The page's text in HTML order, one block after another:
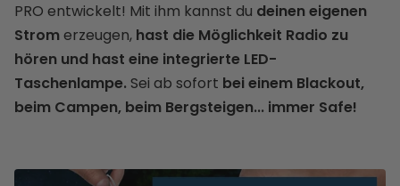
PRO entwickelt! Mit ihm kannst du deinen eigenen
Stromerzeugen, hast die Möglichkeit Radio zu
hören und hast eine integrierte LED-
Taschenlampe. Sei ab sofort bei einem Blackout,
beim Campen, beim Bergsteigen... immer Safe!